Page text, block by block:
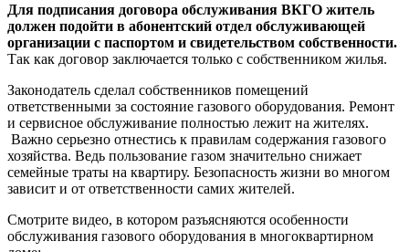
Для подписания договора обслуживания ВКГО житель
должен подойти в абонентский отдел обслуживающей
организации с паспортом и свидетельством собственности.
Так как договор заключается только с собственником жилья.
Законодатель сделал собственников помещений
ответственными за состояние газового оборудования. Ремонт
и сервисное обслуживание полностью лежит на жителях.
Важно серьезно отнестись к правилам содержания газового
хозяйства. Ведь пользование газом значительно снижает
семейные траты на квартиру. Безопасность жизни во многом
зависит и от ответственности самих жителей.
Смотрите видео, в котором разъясняются особенности
обслуживания газового оборудования в многоквартирном